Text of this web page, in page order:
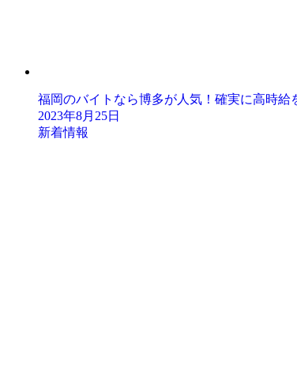
福岡のバイトなら博多が人気！確実に高時給
2023年8月25日
新着情報